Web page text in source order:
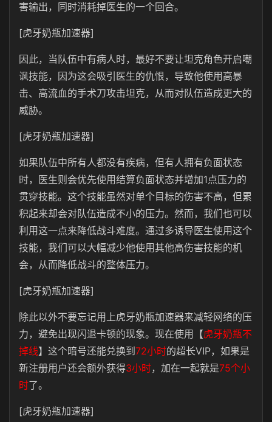
害输出，同时消耗掉医生的一个回合。
[虎牙奶瓶加速器]
因此，当队伍中有病人时，最好不要让坦克角色开启嘲
讽技能，因为这会吸引医生的仇恨，导致他使用高暴
击、高流血的手术刀攻击坦克，从而对队伍造成更大的
威胁。
[虎牙奶瓶加速器]
如果队伍中所有人都没有疾病，但有人拥有负面状态
时，医生则会优先使用结算负面状态并增加1点压力的
贯穿技能。这个技能虽然对单个目标的伤害不高，但累
积起来却会对队伍造成不小的压力。然而，我们也可以
利用这一点来降低战斗难度。通过多诱导医生使用这个
技能，我们可以大幅减少他使用其他高伤害技能的机
会，从而降低战斗的整体压力。
[虎牙奶瓶加速器]
除此以外不要忘记用上虎牙奶瓶加速器来减轻网络的压
力，避免出现闪退卡顿的现象。现在使用【虎牙奶瓶不
掉线】这个暗号还能兑换到 72小时的超长VIP，如果是
新注册用户还会额外获得3小时，加在一起就是75个小
时了。
[虎牙奶瓶加速器]